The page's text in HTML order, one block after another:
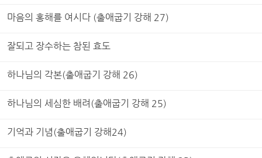
마음의 홍해를 여시다 (출애굽기 강해 27)
잘되고 장수하는 참된 효도
하나님의 각본(출애굽기 강해 26)
하나님의 세심한 배려(출애굽기 강해 25)
기억과 기념(출애굽기 강해24)